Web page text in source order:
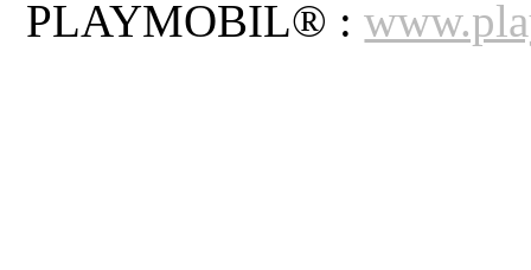
PLAYMOBIL® :